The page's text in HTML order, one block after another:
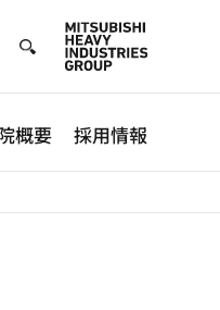
概要 採用情報